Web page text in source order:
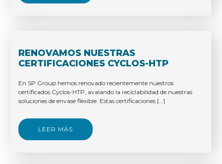
RENOVAMOS NUESTRAS
CERTIFICACIONES CYCLOS-HTP
En SP Group hemos renovado recientemente nuestros
certificados Cyclos-HTP, avalando la reciclabilidad de nuestras
soluciones de envase flexible. Estas certificaciones […]
LEER MÁS